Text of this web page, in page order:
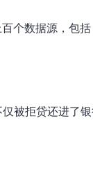
个数据源，包括
被拒贷还进了